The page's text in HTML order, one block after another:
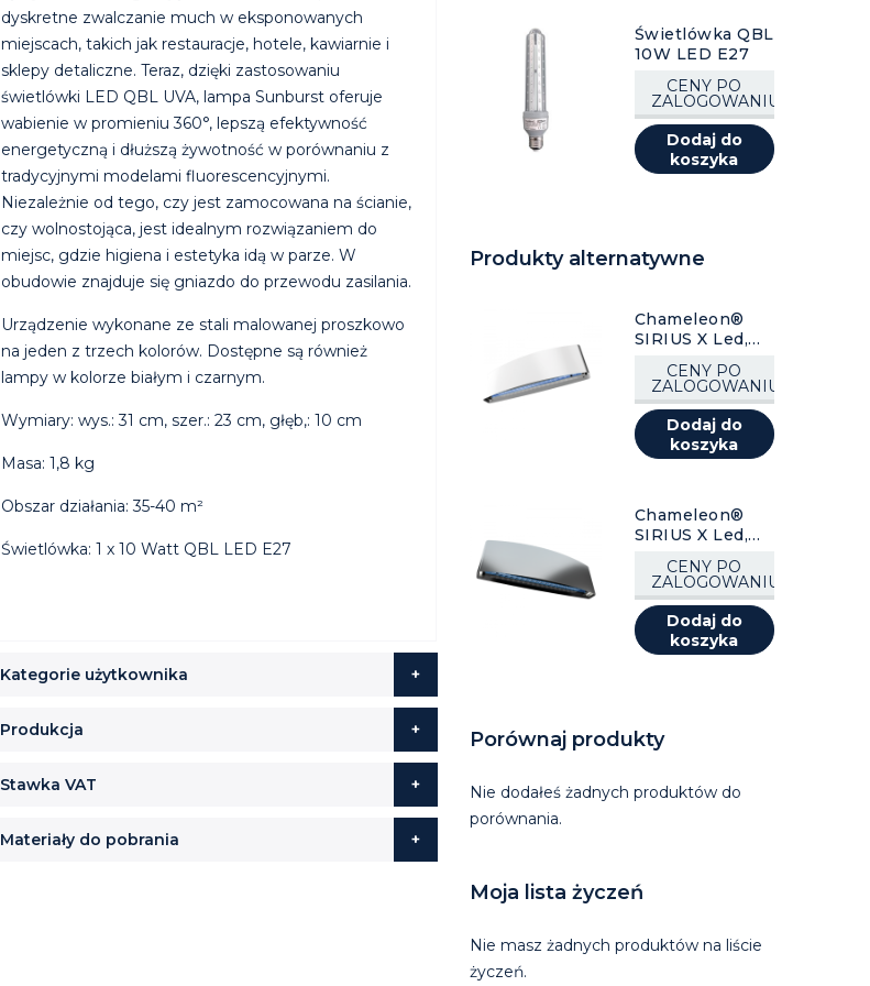
dyskretne zwalczanie much w eksponowanych
miejscach, takich jak restauracje, hotele, kawiarnie i
sklepy detaliczne. Teraz, dzięki zastosowaniu
świetlówki LED QBL UVA, lampa Sunburst oferuje
wabienie w promieniu 360°, lepszą efektywność
energetyczną i dłuższą żywotność w porównaniu z
tradycyjnymi modelami fluorescencyjnymi.
Niezależnie od tego, czy jest zamocowana na ścianie,
czy wolnostojąca, jest idealnym rozwiązaniem do
miejsc, gdzie higiena i estetyka idą w parze. W
obudowie znajduje się gniazdo do przewodu zasilania.
Urządzenie wykonane ze stali malowanej proszkowo
na jeden z trzech kolorów. Dostępne są również
lampy w kolorze białym i czarnym.
Wymiary: wys.: 31 cm, szer.: 23 cm, głęb,: 10 cm
Masa: 1,8 kg
Obszar działania: 35-40 m²
Świetlówka: 1 x 10 Watt QBL LED E27
Kategorie użytkownika
Produkcja
Stawka VAT
Materiały do pobrania
Świetlówka QBL
10W LED E27
CENY PO
ZALOGOWANIU
Dodaj do
koszyka
Produkty alternatywne
Chameleon®
SIRIUS X Led,
CENY PO
ZALOGOWANIU
Dodaj do
koszyka
Chameleon®
SIRIUS X Led,
1 szt.CENY PO
ZALOGOWANIU
Dodaj do
koszyka
Porównaj produkty
Nie dodałeś żadnych produktów do
porównania.
Moja lista życzeń
Nie masz żadnych produktów na liście
życzeń.